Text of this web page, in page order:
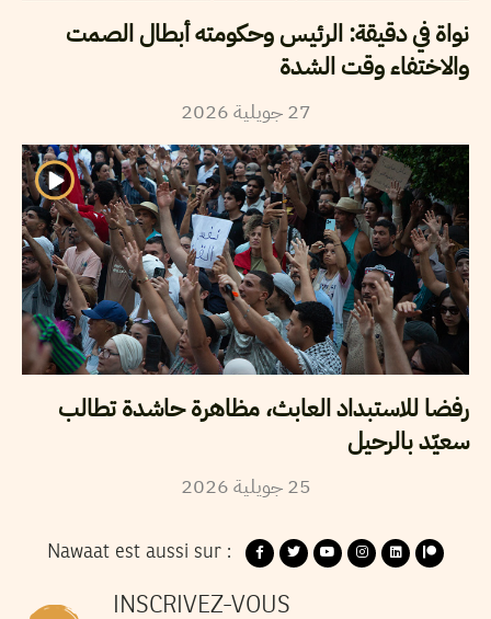
نواة في دقيقة: الرئيس وحكومته أبطال الصمت
والاختفاء وقت الشدة
27 جويلية2026
رفضا للاستبداد العابث، مظاهرة حاشدة تطالب
سعيّد بالرحيل
25 جويلية2026
Nawaat est aussi sur :
INSCRIVEZ-VOUS